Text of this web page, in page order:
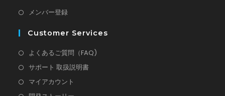
メンバー登録新
い
タ
ブ
開
Customer Services
よくあるご質問（FAQ)
サポート 取扱説明書新
マイアカウント